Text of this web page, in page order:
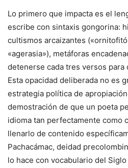
Lo primero que impacta es el
escribe con sintaxis gongorina:
cultismos arcaizantes
«agerasia»), metáforas
detenerse cada tres versos
Esta opacidad deliberada no es
estrategia política de
demostración de que un poeta
idioma tan perfectamente como
llenarlo de contenido
Pachacámac, deidad
lo hace con vocabulario del